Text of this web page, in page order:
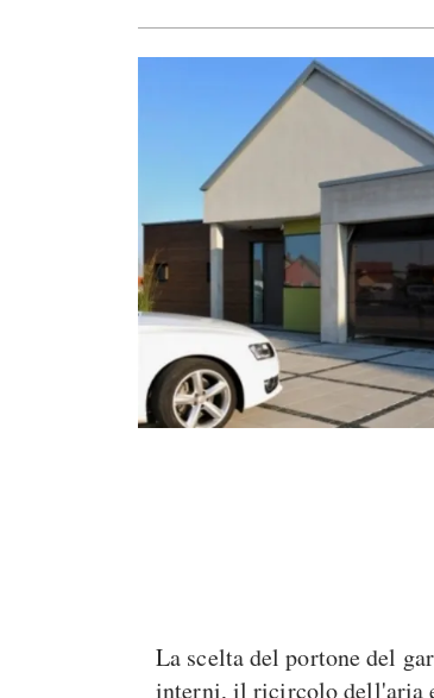
La scelta del portone del
interni, il ricircolo dell'aria